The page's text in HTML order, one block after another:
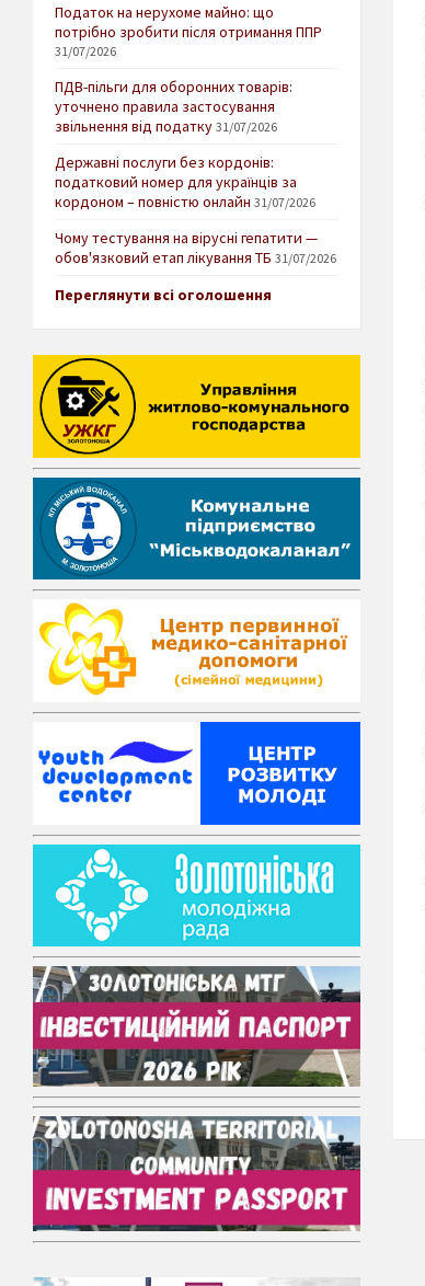
Податок на нерухоме майно: що
потрібно зробити після отримання ППР
31/07/2026
ПДВ-пільги для оборонних товарів:
уточнено правила застосування
звільнення від податку 31/07/2026
Державні послуги без кордонів:
податковий номер для українців за
кордоном – повністю онлайн 31/07/2026
Чому тестування на вірусні гепатити —
обов'язковий етап лікування ТБ 31/07/2026
Переглянути всі оголошення